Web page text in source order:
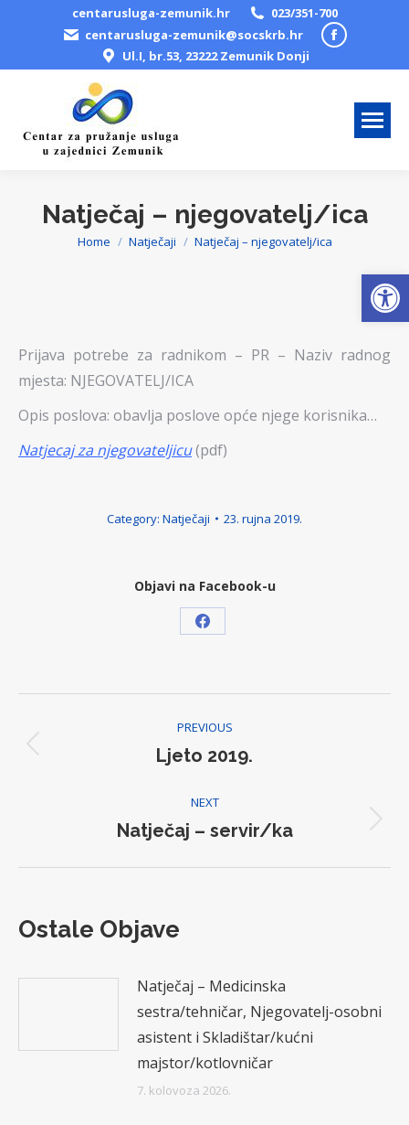
centarusluga-zemunik.hr
023/351-700
centarusluga-zemunik@socskrb.hr
Facebook
new
Ul.I, br.53, 23222 Zemunik Donji
Natječaj – njegovatelj/ica
You are here:
Home Natječaji Natječaj – njegovatelj/ica
Prijava potrebe za radnikom – PR – Naziv radnog
mjesta: NJEGOVATELJ/ICA
Opis poslova: obavlja poslove opće njege korisnika…
Natjecaj za njegovateljicu(pdf)
Category: Natječaji 23. rujna 2019.
Objavi na Facebook-u
Share
Facebook
navigation
PREVIOUS
Previous
Ljeto 2019.
NEXT
Next
Natječaj – servir/ka
Ostale Objave
Natječaj – Medicinska
sestra/tehničar, Njegovatelj-osobni
asistent i Skladištar/kućni
majstor/kotlovničar
7. kolovoza 2026.